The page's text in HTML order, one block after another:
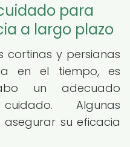
para
a largo plazo
cortinas y persianas
en el tiempo, es
un adecuado
Algunas
su eficacia